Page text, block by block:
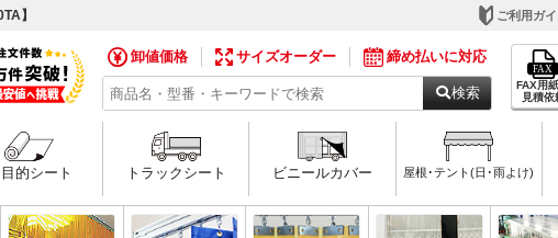
】 ご利用ガイ
卸値価格 サイズオーダー 締め払いに対応
検索
FAX用
見積依
的シート トラックシート ビニールカバー 屋根･テント(日･雨よけ)